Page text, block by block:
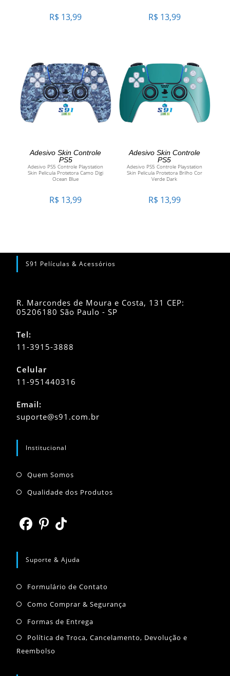
R$ 13,99 R$ 13,99
ADICIONAR AO CARRINHO
Adesivo Skin Controle
PS5
Adesivo PS5 Controle Playstation
Skin Pelicula Protetora Camo Digi
Ocean Blue
R$ 13,99
ADICIONAR AO CARRINHO
Adesivo Skin Controle
PS5
Adesivo PS5 Controle Playstation
Skin Pelicula Protetora Brilho Cor
Verde Dark
R$ 13,99
S91 Películas & Acessórios
R. Marcondes de Moura e Costa, 131 CEP:
05206180 São Paulo - SP
Tel:
11-3915-3888
Celular
11-951440316
em
seu
Email:
suporte@s91.com.brAbre
Institucional
Quem SomosAbre
Qualidade dos ProdutosAbre
em
nova
aba
em
nova
aba
em
nova
Suporte & Ajuda
Formulário de Contato
aba
Como Comprar & SegurançaAbre
Formas de EntregaAbre
em
Política de Troca, Cancelamento, Devolução e
Reembolso